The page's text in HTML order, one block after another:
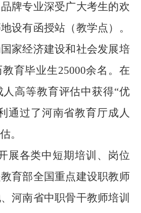
牌专业深受广大考生的欢
设有函授站（教学点）。
家经济建设和社会发展培
育毕业生25000余名。在
人高等教育评估中获得“优
通过了河南省教育厅成人
。
展各类中短期培训、岗位
育部全国重点建设职教师
河南省中职骨干教师培训